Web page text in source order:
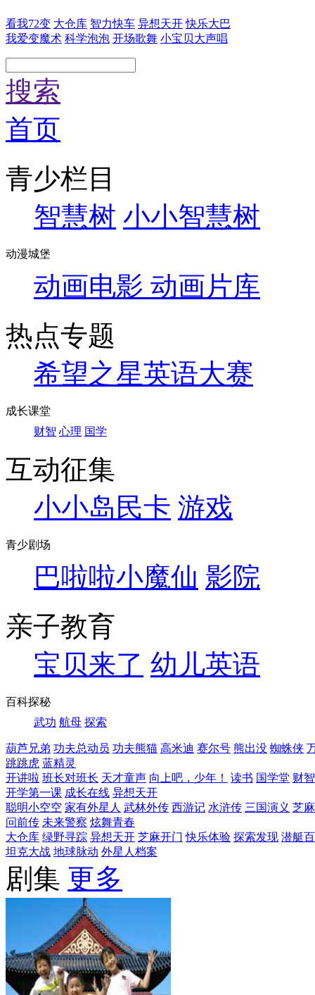
看我72变 大仓库 智力快车 异想天开 快乐大巴
我爱变魔术 科学泡泡 开场歌舞 小宝贝大声唱
搜索
首页
青少栏目
智慧树 小小智慧树
动漫城堡
动画电影 动画片库
热点专题
希望之星英语大赛
成长课堂
财智 心理 国学
互动征集
小小岛民卡 游戏
青少剧场
巴啦啦小魔仙 影院
亲子教育
宝贝来了 幼儿英语
百科探秘
武功 航母 探索
葫芦兄弟 功夫总动员 功夫熊猫 高米迪 赛尔号 熊出没 蜘蛛侠
跳跳虎 蓝精灵
开讲啦 班长对班长 天才童声 向上吧，少年！ 读书 国学堂 财
开学第一课 成长在线 异想天开
聪明小空空 家有外星人 武林外传 西游记 水浒传 三国演义 芝
问前传 未来警察 炫舞青春
大仓库 绿野寻踪 异想天开 芝麻开门 快乐体验 探索发现 潜艇
坦克大战 地球脉动 外星人档案
剧集 更多